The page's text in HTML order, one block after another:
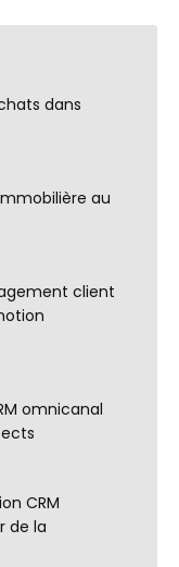
dans
au
client
omnicanal
CRM
de la